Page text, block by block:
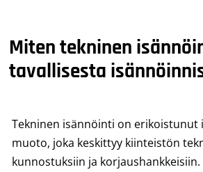
Miten tekninen
tavallisesta
Tekninen isännöinti on erikoistunut
muoto, joka keskittyy kiinteistön
kunnostuksiin ja korjaushankkeisiin.